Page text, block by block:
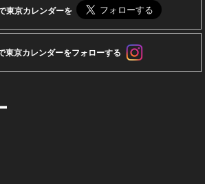
東京カレンダーを
東京カレンダーをフォローする